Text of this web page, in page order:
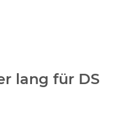
lang für DS